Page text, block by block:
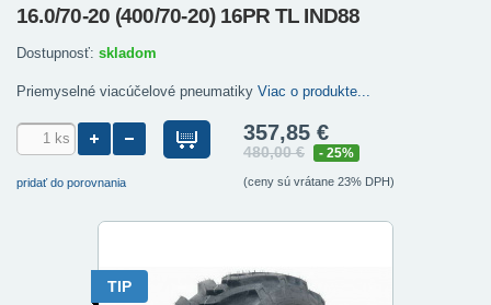
16.0/70-20 (400/70-20) 16PR TL IND88
Dostupnosť: skladom
Priemyselné viacúčelové pneumatiky Viac o produkte...
pridať do porovnania
357,85 €
480,00 € - 25%
(ceny sú vrátane 23% DPH)
TIP